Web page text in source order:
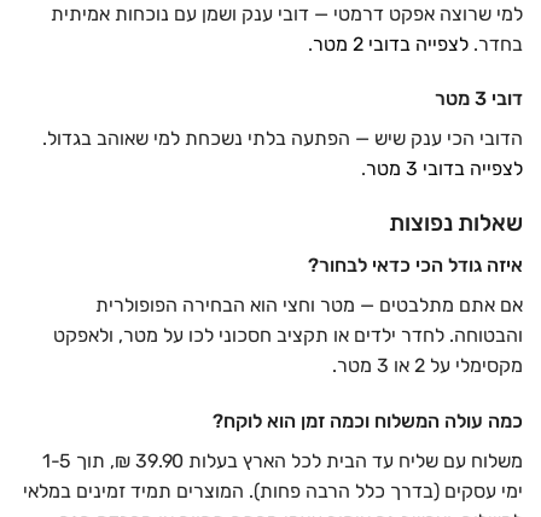
למי שרוצה אפקט דרמטי — דובי ענק ושמן עם נוכחות אמיתית
בחדר. לצפייה בדובי 2 מטר .
דובי 3 מטר
הדובי הכי ענק שיש — הפתעה בלתי נשכחת למי שאוהב בגדול.
לצפייה בדובי 3 מטר
.
שאלות נפוצות
איזה גודל הכי כדאי לבחור?
אם אתם מתלבטים — מטר וחצי הוא הבחירה הפופולרית
והבטוחה. לחדר ילדים או תקציב חסכוני לכו על מטר, ולאפקט
מקסימלי על 2 או 3 מטר.
כמה עולה המשלוח וכמה זמן הוא לוקח?
משלוח עם שליח עד הבית לכל הארץ בעלות 39.90 ₪, תוך 1-5
ימי עסקים (בדרך כלל הרבה פחות). המוצרים תמיד זמינים במלאי